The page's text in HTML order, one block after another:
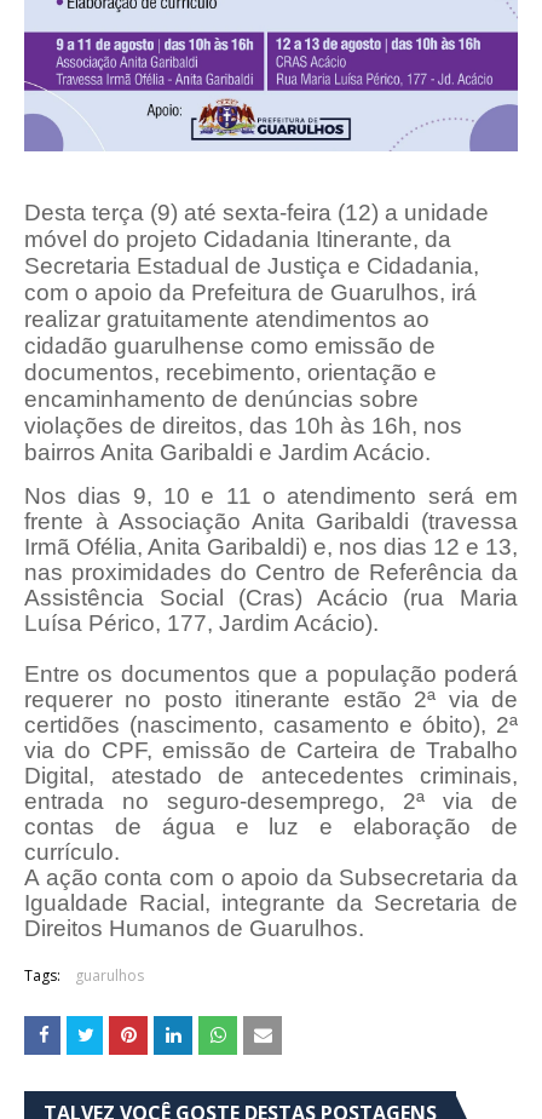
Desta terça (9) até sexta-feira (12) a unidade
móvel do projeto Cidadania Itinerante, da
Secretaria Estadual de Justiça e Cidadania,
com o apoio da Prefeitura de Guarulhos, irá
realizar gratuitamente atendimentos ao
cidadão guarulhense como emissão de
documentos, recebimento, orientação e
encaminhamento de denúncias sobre
violações de direitos, das 10h às 16h, nos
bairros Anita Garibaldi e Jardim Acácio.
Nos dias 9, 10 e 11 o atendimento será em
frente à Associação Anita Garibaldi (travessa
Irmã Ofélia, Anita Garibaldi) e, nos dias 12 e 13,
nas proximidades do Centro de Referência da
Assistência Social (Cras) Acácio (rua Maria
Luísa Périco, 177, Jardim Acácio).
Entre os documentos que a população poderá
requerer no posto itinerante estão 2ª via de
certidões (nascimento, casamento e óbito), 2ª
via do CPF, emissão de Carteira de Trabalho
Digital, atestado de antecedentes criminais,
entrada no seguro-desemprego, 2ª via de
contas de água e luz e elaboração de
currículo.
A ação conta com o apoio da Subsecretaria da
Igualdade Racial, integrante da Secretaria de
Direitos Humanos de Guarulhos.
Tags: guarulhos
TALVEZ VOCÊ GOSTE DESTAS POSTAGENS